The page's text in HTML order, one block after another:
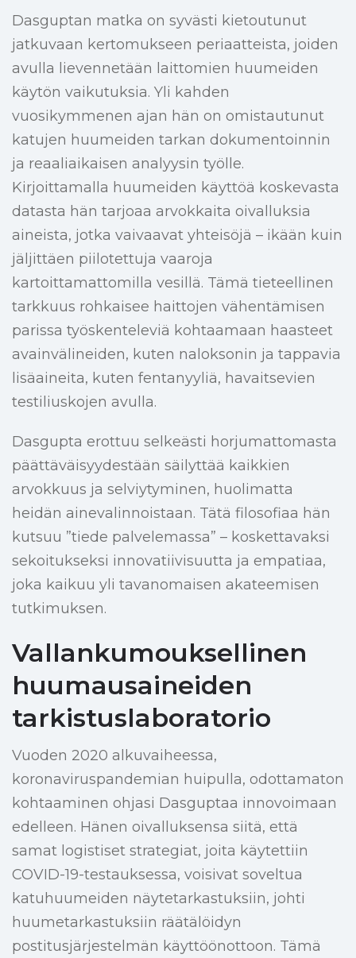
Dasguptan matka on syvästi kietoutunut
jatkuvaan kertomukseen periaatteista, joiden
avulla lievennetään laittomien huumeiden
käytön vaikutuksia. Yli kahden
vuosikymmenen ajan hän on omistautunut
katujen huumeiden tarkan dokumentoinnin
ja reaaliaikaisen analyysin työlle.
Kirjoittamalla huumeiden käyttöä koskevasta
datasta hän tarjoaa arvokkaita oivalluksia
aineista, jotka vaivaavat yhteisöjä – ikään kuin
jäljittäen piilotettuja vaaroja
kartoittamattomilla vesillä. Tämä tieteellinen
tarkkuus rohkaisee haittojen vähentämisen
parissa työskenteleviä kohtaamaan haasteet
avainvälineiden, kuten naloksonin ja tappavia
lisäaineita, kuten fentanyyliä, havaitsevien
testiliuskojen avulla.
Dasgupta erottuu selkeästi horjumattomasta
päättäväisyydestään säilyttää kaikkien
arvokkuus ja selviytyminen, huolimatta
heidän ainevalinnoistaan. Tätä filosofiaa hän
kutsuu ”tiede palvelemassa” – koskettavaksi
sekoitukseksi innovatiivisuutta ja empatiaa,
joka kaikuu yli tavanomaisen akateemisen
tutkimuksen.
Vallankumouksellinen
huumausaineiden
tarkistuslaboratorio
Vuoden 2020 alkuvaiheessa,
koronaviruspandemian huipulla, odottamaton
kohtaaminen ohjasi Dasguptaa innovoimaan
edelleen. Hänen oivalluksensa siitä, että
samat logistiset strategiat, joita käytettiin
COVID-19-testauksessa, voisivat soveltua
katuhuumeiden näytetarkastuksiin, johti
huumetarkastuksiin räätälöidyn
postitusjärjestelmän käyttöönottoon. Tämä